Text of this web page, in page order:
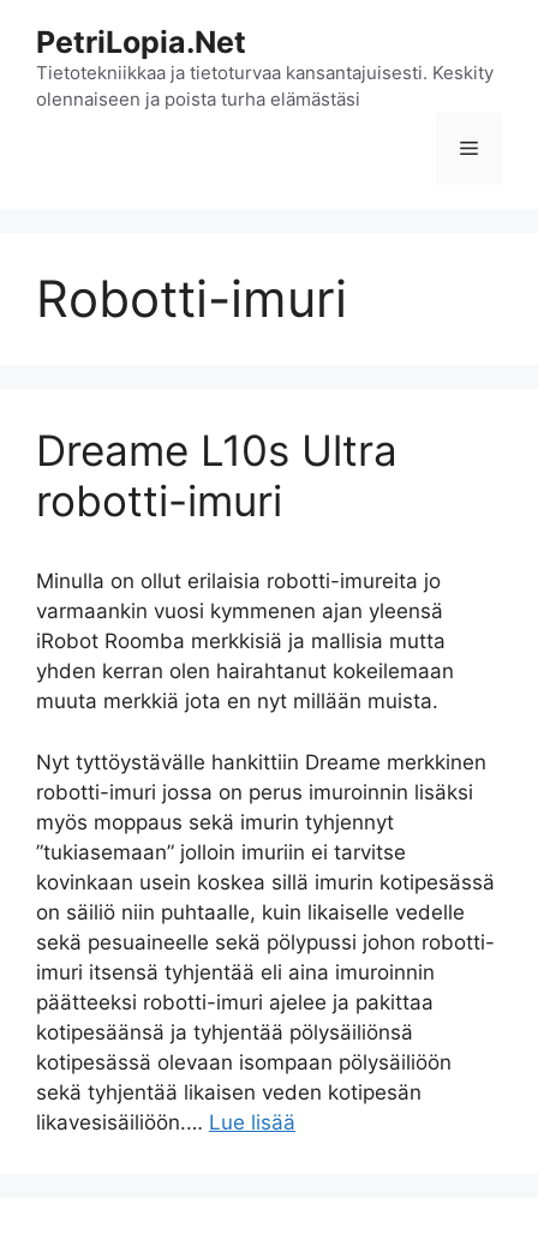
sisältöön
PetriLopia.Net
Tietotekniikkaa ja tietoturvaa kansantajuisesti. Keskity
olennaiseen ja poista turha elämästäsi
Valikko
Robotti-imuri
Dreame L10s Ultra
robotti-imuri
Minulla on ollut erilaisia robotti-imureita jo
varmaankin vuosi kymmenen ajan yleensä
iRobot Roomba merkkisiä ja mallisia mutta
yhden kerran olen hairahtanut kokeilemaan
muuta merkkiä jota en nyt millään muista.
Nyt tyttöystävälle hankittiin Dreame merkkinen
robotti-imuri jossa on perus imuroinnin lisäksi
myös moppaus sekä imurin tyhjennyt
”tukiasemaan” jolloin imuriin ei tarvitse
kovinkaan usein koskea sillä imurin kotipesässä
on säiliö niin puhtaalle, kuin likaiselle vedelle
sekä pesuaineelle sekä pölypussi johon robotti-
imuri itsensä tyhjentää eli aina imuroinnin
päätteeksi robotti-imuri ajelee ja pakittaa
kotipesäänsä ja tyhjentää pölysäiliönsä
kotipesässä olevaan isompaan pölysäiliöön
sekä tyhjentää likaisen veden kotipesän
likavesisäiliöön.… Lue lisää